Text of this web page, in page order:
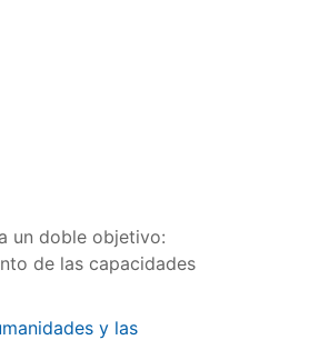
un doble objetivo:
de las capacidades
y las